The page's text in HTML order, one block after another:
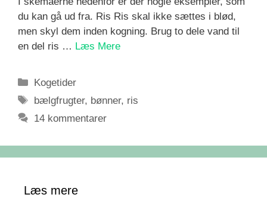
du kan gå ud fra. Ris Ris skal ikke sættes i blød,
men skyl dem inden kogning. Brug to dele vand til
en del ris … Læs Mere
Kategorier
Kogetider
Tags
bælgfrugter, bønner, ris
14 kommentarer
Læs mere